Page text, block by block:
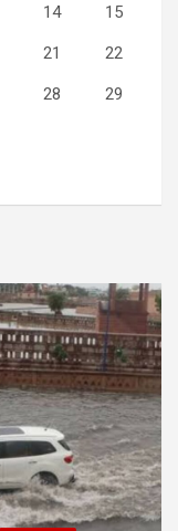
14 15
21 22
28 29